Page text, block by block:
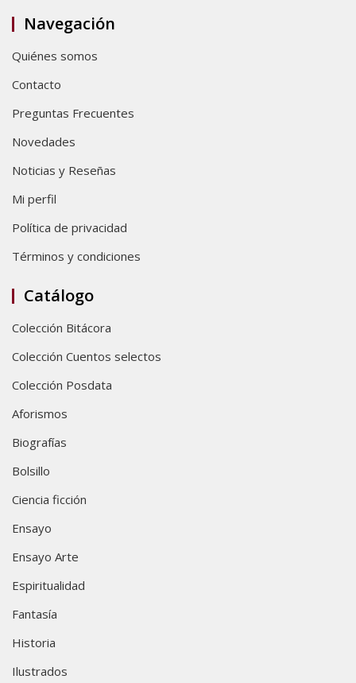
Navegación
Quiénes somos
Contacto
Preguntas Frecuentes
Novedades
Noticias y Reseñas
Mi perfil
Política de privacidad
Términos y condiciones
Catálogo
Colección Bitácora
Colección Cuentos selectos
Colección Posdata
Aforismos
Biografías
Bolsillo
Ciencia ficción
Ensayo
Ensayo Arte
Espiritualidad
Fantasía
Historia
Ilustrados